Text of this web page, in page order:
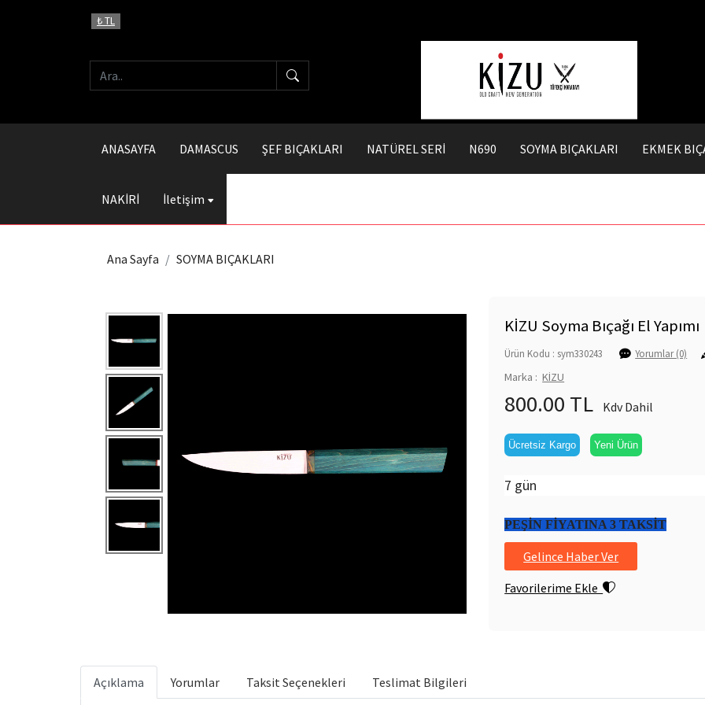
₺ TL
ANASAYFA DAMASCUS ŞEF BIÇAKLARI NATÜREL SERİ N690 SOYMA BIÇAKLARI EKMEK
NAKİRİ İletişim
Ana Sayfa SOYMA BIÇAKLARI
KİZU Soyma Bıçağı El Yapımı
Ürün Kodu : sym330243 Yorumlar (0)
Marka :KİZU
800.00 TL Kdv Dahil
Ücretsiz Kargo Yeni Ürün
7 gün
PEŞİN FİYATINA 3 TAKSİT
Gelince Haber Ver
Favorilerime Ekle
Açıklama Yorumlar Taksit Seçenekleri Teslimat Bilgileri